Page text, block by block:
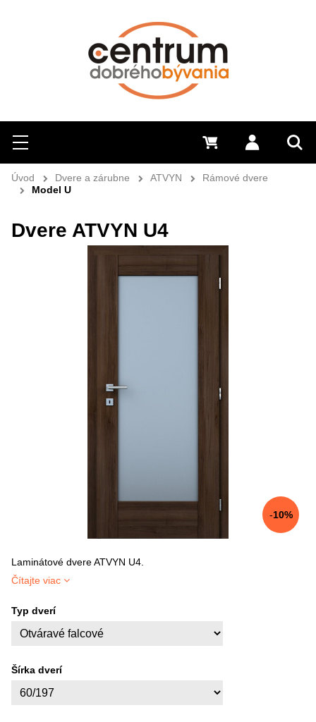
Hľadať
Menu Prihlásiť
0 €
Úvod Dvere a zárubne ATVYN
Rámové dvere
Model U
Dvere ATVYN U4
Laminátové dvere ATVYN U4.
Čítajte viac
10%
Typ dverí
Šírka dverí